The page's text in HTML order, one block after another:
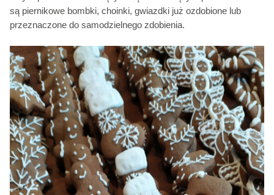
są piernikowe bombki, choinki, gwiazdki już ozdobione lub
przeznaczone do samodzielnego zdobienia.